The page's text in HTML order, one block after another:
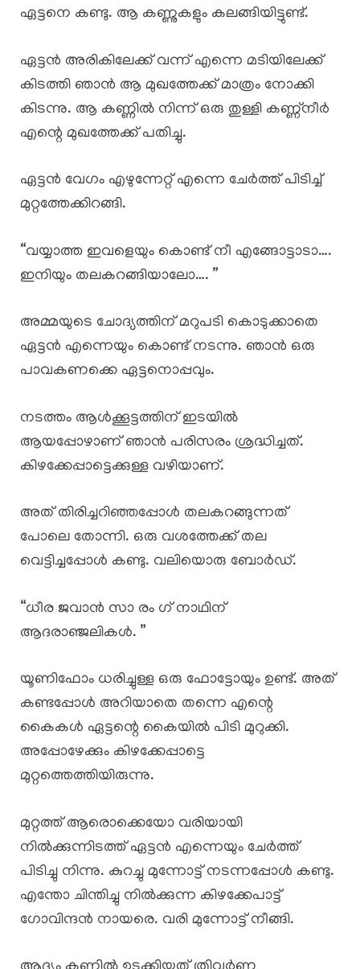
ഏട്ടനെ കണ്ടു. ആ കണ്ണുകളും കലങ്ങിയിട്ടുണ്ട്.
ഏട്ടൻ അരികിലേക്ക് വന്ന് എന്നെ മടിയിലേക്ക്
കിടത്തി ഞാൻ ആ മുഖത്തേക്ക് മാത്രം നോക്കി
കിടന്നു. ആ കണ്ണിൽ നിന്ന് ഒരു തുള്ളി കണ്ണ്നീർ
എന്റെ മുഖത്തേക്ക് പതിച്ചു.
ഏട്ടൻ വേഗം എഴുന്നേറ്റ് എന്നെ ചേർത്ത് പിടിച്ച്
മുറ്റത്തേക്കിറങ്ങി.
“വയ്യാത്ത ഇവളെയും കൊണ്ട് നീ എങ്ങോട്ടാടാ….
ഇനിയും തലകറങ്ങിയാലോ…. ”
അമ്മയുടെ ചോദ്യത്തിന് മറുപടി കൊടുക്കാതെ
ഏട്ടൻ എന്നെയും കൊണ്ട് നടന്നു. ഞാൻ ഒരു
പാവകണക്കെ ഏട്ടനൊപ്പവും.
നടത്തം ആൾക്കൂട്ടത്തിന് ഇടയിൽ
ആയപ്പോഴാണ് ഞാൻ പരിസരം ശ്രദ്ധിച്ചത്.
കിഴക്കേപ്പാട്ടെക്കുള്ള വഴിയാണ്.
അത്‌ തിരിച്ചറിഞ്ഞപ്പോൾ തലകറങ്ങുന്നത്
പോലെ തോന്നി. ഒരു വശത്തേക്ക് തല
വെട്ടിച്ചപ്പോൾ കണ്ടു. വലിയൊരു ബോർഡ്.
“ധീര ജവാൻ സാ രം ഗ് നാഥിന്
ആദരാഞ്ജലികൾ. ”
യൂണിഫോം ധരിച്ചുള്ള ഒരു ഫോട്ടോയും ഉണ്ട്. അത്
കണ്ടപ്പോൾ അറിയാതെ തന്നെ എന്റെ
കൈകൾ ഏട്ടന്റെ കൈയിൽ പിടി മുറുക്കി.
അപ്പോഴേക്കും കിഴക്കേപ്പാട്ടെ
മുറ്റത്തെത്തിയിരുന്നു.
മുറ്റത്ത് ആരൊക്കെയോ വരിയായി
നിൽക്കുന്നിടത്ത് ഏട്ടൻ എന്നെയും ചേർത്ത്
പിടിച്ചു നിന്നു. കുറച്ചു മുന്നോട്ട് നടന്നപ്പോൾ കണ്ടു.
എന്തോ ചിന്തിച്ചു നിൽക്കുന്ന കിഴക്കേപാട്ട്
ഗോവിന്ദൻ നായരെ. വരി മുന്നോട്ട് നീങ്ങി.